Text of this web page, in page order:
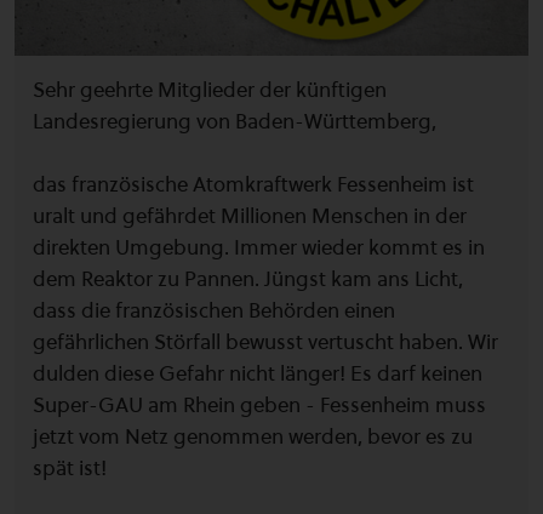
Sehr geehrte Mitglieder der künftigen
Landesregierung von Baden-Württemberg,
das französische Atomkraftwerk Fessenheim ist
uralt und gefährdet Millionen Menschen in der
direkten Umgebung. Immer wieder kommt es in
dem Reaktor zu Pannen. Jüngst kam ans Licht,
dass die französischen Behörden einen
gefährlichen Störfall bewusst vertuscht haben. Wir
dulden diese Gefahr nicht länger! Es darf keinen
Super-GAU am Rhein geben - Fessenheim muss
jetzt vom Netz genommen werden, bevor es zu
spät ist!